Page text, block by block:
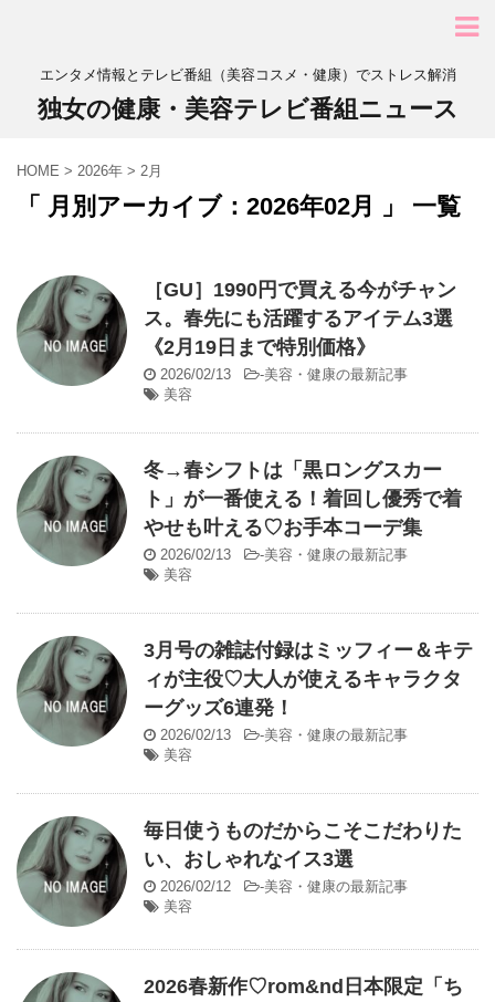
エンタメ情報とテレビ番組（美容コスメ・健康）でストレス解消
独女の健康・美容テレビ番組ニュース
HOME > 2026年 > 2月
「 月別アーカイブ：2026年02月 」 一覧
［GU］1990円で買える今がチャン
ス。春先にも活躍するアイテム3選
《2月19日まで特別価格》
2026/02/13 -美容・健康の最新記事
美容
冬→春シフトは「黒ロングスカー
ト」が一番使える！着回し優秀で着
やせも叶える♡お手本コーデ集
2026/02/13 -美容・健康の最新記事
美容
3月号の雑誌付録はミッフィー＆キテ
ィが主役♡大人が使えるキャラクタ
ーグッズ6連発！
2026/02/13 -美容・健康の最新記事
美容
毎日使うものだからこそこだわりた
い、おしゃれなイス3選
2026/02/12 -美容・健康の最新記事
美容
2026春新作♡rom&nd日本限定「ち